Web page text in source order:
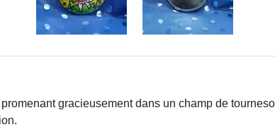
gracieusement dans un champ de